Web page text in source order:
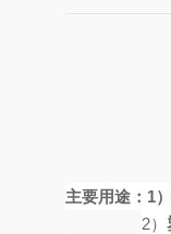
主要用途： 1
2）